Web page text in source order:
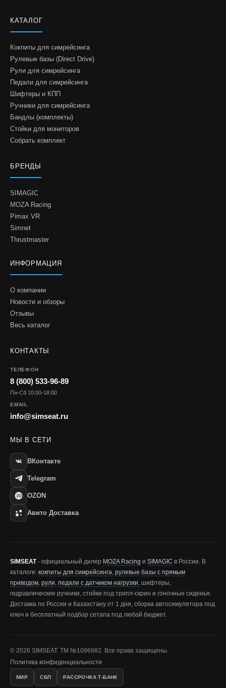
КАТАЛОГ
Кокпиты для симрейсинга
Рулевые базы (Direct Drive)
Рули для симрейсинга
Педали для симрейсинга
Шифтеры и КПП
Ручники для симрейсинга
Бандлы (комплекты)
Стойки для мониторов
Собрать комплект
БРЕНДЫ
SIMAGIC
MOZA Racing
Pimax VR
Simnet
Thrustmaster
ИНФОРМАЦИЯ
О компании
Новости и обзоры
Отзывы
Весь каталог
КОНТАКТЫ
ТЕЛЕФОН
8 (800) 533-96-89
Пн-Сб 10:00-18:00
EMAIL
info@simseat.ru
МЫ В СЕТИ
ВКонтакте
Telegram
OZON
Авито Доставка
SIMSEAT- официальный дилер MOZA Racing и SIMAGIC в России. В
каталоге: кокпиты для симрейсинга рулевые базы с прямым
приводом рули педали с датчиком нагрузки , шифтеры,
гидравлические ручники, стойки под трипл-скрин и гоночные сиденья.
Доставка по России и Казахстану от 1 дня, сборка автосимулятора под
ключ и бесплатный подбор сетапа под любой бюджет.
© 2026 SIMSEAT. ТМ №1096682. Все права защищены.
Политика конфиденциальности
МИР СБП РАССРОЧКА Т‑БАНК